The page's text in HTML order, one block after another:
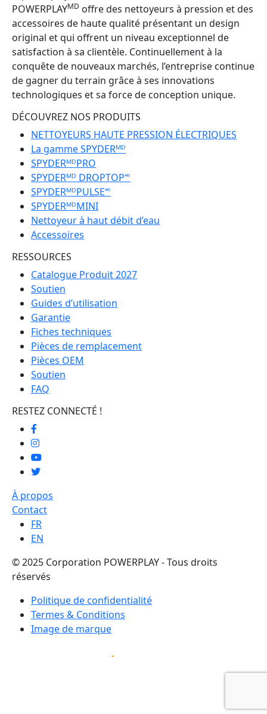
POWERPLAYMD offre des nettoyeurs à pression et des
accessoires de haute qualité présentant un design
original et qui offrent un niveau exceptionnel de
satisfaction à sa clientèle. Continuellement à la
conquête de nouveaux marchés, l’entreprise continue
de gagner du terrain grâce à ses innovations
technologiques et sa force de conception unique.
DÉCOUVREZ NOS PRODUITS
NETTOYEURS HAUTE PRESSION ÉLECTRIQUES
La gamme SPYDERᴹᴰ
SPYDERᴹᴰPRO
SPYDERᴹᴰ DROPTOP🅪
SPYDERᴹᴰPULSE🅪
SPYDERᴹᴰMINI
Nettoyeur à haut débit d’eau
Accessoires
RESSOURCES
Catalogue Produit 2027
Soutien
Guides d’utilisation
Garantie
Fiches techniques
Pièces de remplacement
Pièces OEM
Soutien
FAQ
RESTEZ CONNECTÉ !
À propos
Contact
FR
EN
© 2025 Corporation POWERPLAY - Tous droits
réservés
Politique de confidentialité
Termes & Conditions
Image de marque